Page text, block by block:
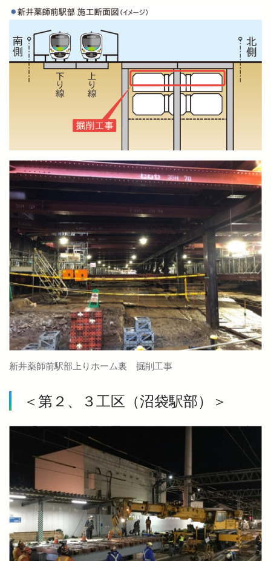
西武鉄道の公式アカウント一覧
個人情報保護方針
サイトマップ
サイトのご利用にあたって
新井薬師前駅部上りホーム裏 掘削工事
＜第２、３工区（沼袋駅部）＞